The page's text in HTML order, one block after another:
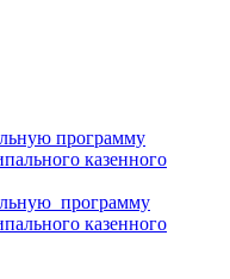
программу
казенного
программу
казенного